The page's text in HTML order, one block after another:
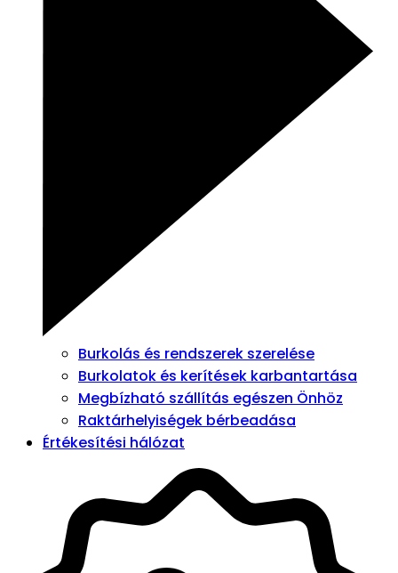
Burkolás és rendszerek szerelése
Burkolatok és kerítések karbantartása
Megbízható szállítás egészen Önhöz
Raktárhelyiségek bérbeadása
Értékesítési hálózat